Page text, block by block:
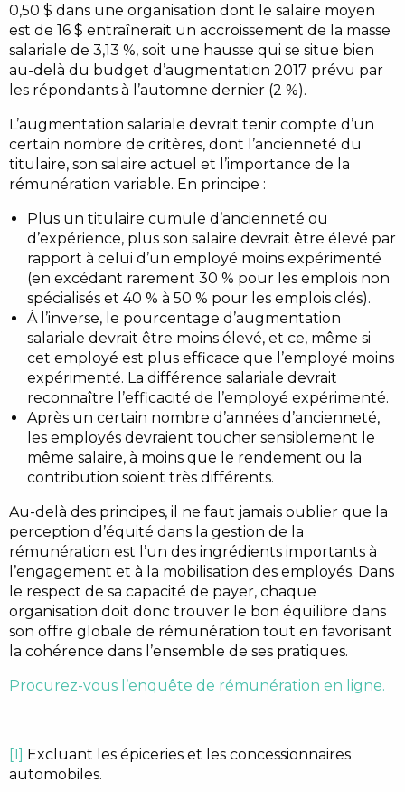
0,50 $ dans une organisation dont le salaire moyen
est de 16 $ entraînerait un accroissement de la masse
salariale de 3,13 %, soit une hausse qui se situe bien
au-delà du budget d’augmentation 2017 prévu par
les répondants à l’automne dernier (2 %).
L’augmentation salariale devrait tenir compte d’un
certain nombre de critères, dont l’ancienneté du
titulaire, son salaire actuel et l’importance de la
rémunération variable. En principe :
Plus un titulaire cumule d’ancienneté ou
d’expérience, plus son salaire devrait être élevé par
rapport à celui d’un employé moins expérimenté
(en excédant rarement 30 % pour les emplois non
spécialisés et 40 % à 50 % pour les emplois clés).
À l’inverse, le pourcentage d’augmentation
salariale devrait être moins élevé, et ce, même si
cet employé est plus efficace que l’employé moins
expérimenté. La différence salariale devrait
reconnaître l’efficacité de l’employé expérimenté.
Après un certain nombre d’années d’ancienneté,
les employés devraient toucher sensiblement le
même salaire, à moins que le rendement ou la
contribution soient très différents.
Au-delà des principes, il ne faut jamais oublier que la
perception d’équité dans la gestion de la
rémunération est l’un des ingrédients importants à
l’engagement et à la mobilisation des employés. Dans
le respect de sa capacité de payer, chaque
organisation doit donc trouver le bon équilibre dans
son offre globale de rémunération tout en favorisant
la cohérence dans l’ensemble de ses pratiques.
Procurez-vous l’enquête de rémunération en ligne.
[1] Excluant les épiceries et les concessionnaires
automobiles.